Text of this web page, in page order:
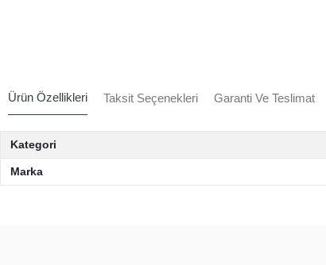
Ürün Özellikleri Taksit Seçenekleri Garanti Ve Teslimat
Kategori
Marka